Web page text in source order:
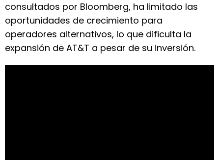
consultados por Bloomberg, ha limitado las
oportunidades de crecimiento para
operadores alternativos, lo que dificulta la
expansión de AT&T a pesar de su inversión.